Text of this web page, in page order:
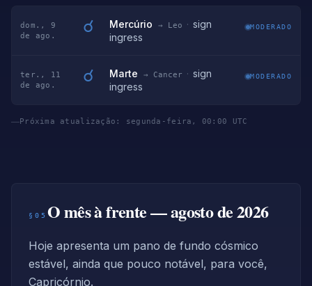
dom., 9
de ago.
☌ Mercúrio → Leo · sign
ingress
MODERADO
ter., 11
de ago.
☌ Marte → Cancer · sign
ingress
MODERADO
Próxima atualização: segunda-feira, 00:00 UTC
§05 O mês à frente — agosto de 2026
Hoje apresenta um pano de fundo cósmico
estável, ainda que pouco notável, para você,
Capricórnio.